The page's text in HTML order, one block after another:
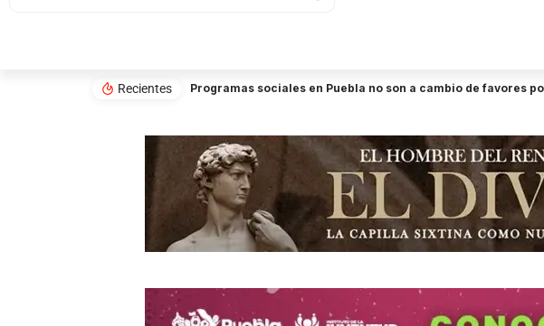
Recientes Programas sociales en Puebla no son a cambio de favores